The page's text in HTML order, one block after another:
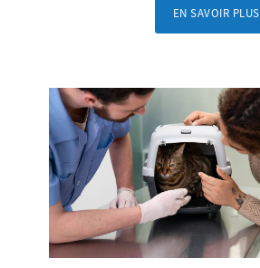
EN SAVOIR PLUS